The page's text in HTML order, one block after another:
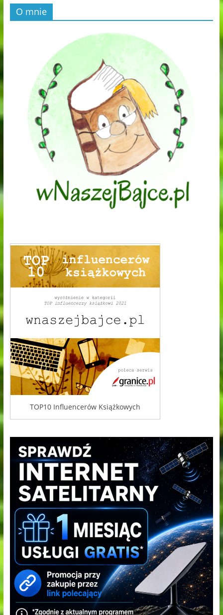
O mnie
TOP10 Influencerów Książkowych